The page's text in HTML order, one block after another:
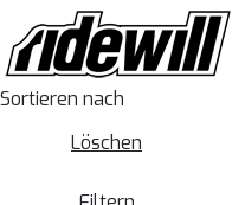
Sortieren nach
Löschen